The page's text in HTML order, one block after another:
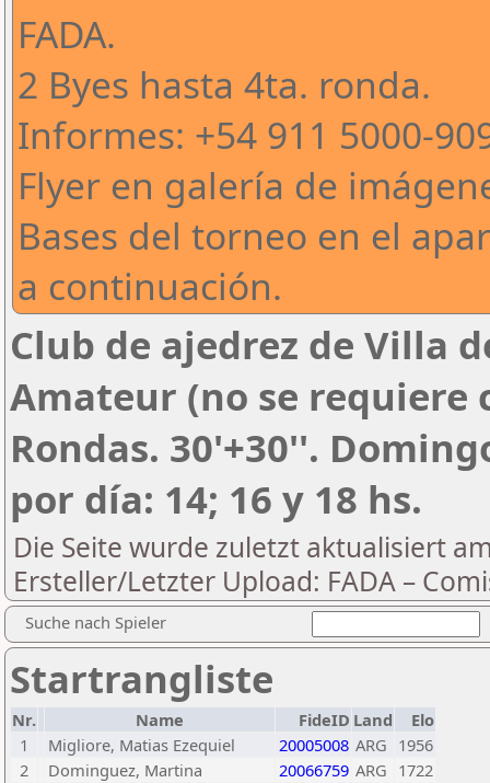
FADA.
2 Byes hasta 4ta. ronda.
Informes: +54 911 5000-
Flyer en galería de
Bases del torneo en el
a continuación.
Club de ajedrez de Villa
Amateur (no se requiere
Rondas. 30'+30''.
por día: 14; 16 y 18 hs.
Die Seite wurde zuletzt aktualisiert
Ersteller/Letzter Upload: FADA –
Suche nach Spieler
Startrangliste
Nr. Name FideID Land
Elo
1
Migliore, Matias Ezequiel 20005008 ARG 1956
2
Dominguez, Martina 20066759 ARG 1722